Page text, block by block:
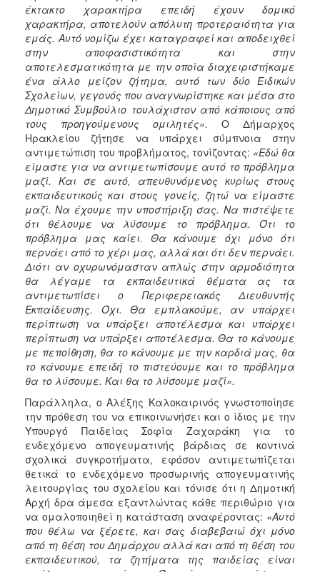
έκτακτο χαρακτήρα επειδή έχουν δομικό
χαρακτήρα, αποτελούν απόλυτη προτεραιότητα για
εμάς. Αυτό νομίζω έχει καταγραφεί και αποδειχθεί
στην αποφασιστικότητα και στην
αποτελεσματικότητα με την οποία διαχειριστήκαμε
ένα άλλο μείζον ζήτημα, αυτό των δύο Ειδικών
Σχολείων, γεγονός που αναγνωρίστηκε και μέσα στο
Δημοτικό Συμβούλιο τουλάχιστον από κάποιους από
τους προηγούμενους ομιλητές». Ο Δήμαρχος
Ηρακλείου ζήτησε να υπάρχει σύμπνοια στην
αντιμετώπιση του προβλήματος, τονίζοντας: «Εδώ θα
είμαστε για να αντιμετωπίσουμε αυτό το πρόβλημα
μαζί. Και σε αυτό, απευθυνόμενος κυρίως στους
εκπαιδευτικούς και στους γονείς, ζητώ να είμαστε
μαζί. Να έχουμε την υποστήριξη σας. Να πιστέψετε
ότι θέλουμε να λύσουμε το πρόβλημα. Ότι το
πρόβλημα μας καίει. Θα κάνουμε όχι μόνο ότι
περνάει από το χέρι μας, αλλά και ότι δεν περνάει.
Διότι αν οχυρωνόμασταν απλώς στην αρμοδιότητα
θα λέγαμε τα εκπαιδευτικά θέματα ας τα
αντιμετωπίσει ο Περιφερειακός Διευθυντής
Εκπαίδευσης. Όχι. Θα εμπλακούμε, αν υπάρχει
περίπτωση να υπάρξει αποτέλεσμα και υπάρχει
περίπτωση να υπάρξει αποτέλεσμα. Θα το κάνουμε
με πεποίθηση, θα το κάνουμε με την καρδιά μας, θα
το κάνουμε επειδή το πιστεύουμε και το πρόβλημα
θα το λύσουμε. Και θα το λύσουμε μαζί».
Παράλληλα, ο Αλέξης Καλοκαιρινός γνωστοποίησε
την πρόθεση του να επικοινωνήσει και ο ίδιος με την
Υπουργό Παιδείας Σοφία Ζαχαράκη για το
ενδεχόμενο απογευματινής βάρδιας σε κοντινά
σχολικά συγκροτήματα, εφόσον αντιμετωπίζεται
θετικά το ενδεχόμενο προσωρινής απογευματινής
λειτουργίας του σχολείου και τόνισε ότι η Δημοτική
Αρχή δρα άμεσα εξαντλώντας κάθε περιθώριο για
να ομαλοποιηθεί η κατάσταση αναφέροντας: «Αυτό
που θέλω να ξέρετε, και σας διαβεβαιώ όχι μόνο
από τη θέση του Δημάρχου αλλά και από τη θέση του
εκπαιδευτικού, τα ζητήματα της παιδείας είναι